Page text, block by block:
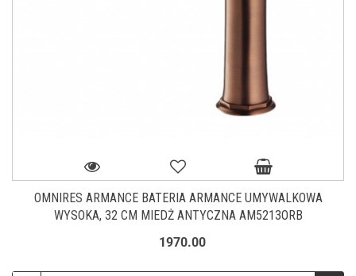
OMNIRES ARMANCE BATERIA ARMANCE UMYWALKOWA
WYSOKA, 32 CM MIEDŻ ANTYCZNA AM5213ORB
1970.00